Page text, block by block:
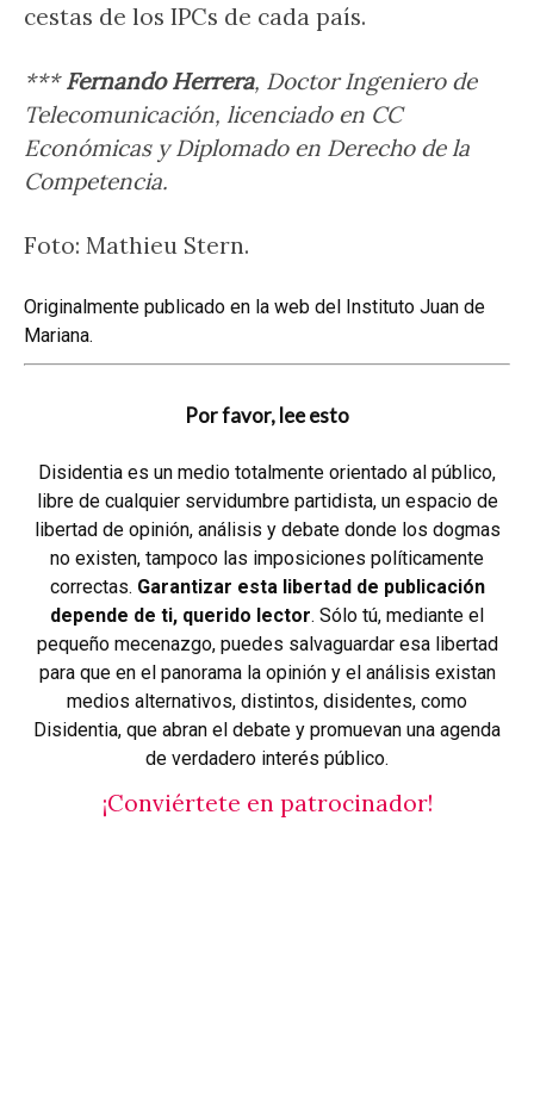
cestas de los IPCs de cada país.
***Fernando Herrera, Doctor Ingeniero de
Telecomunicación, licenciado en CC
Económicas y Diplomado en Derecho de la
Competencia.
Foto: Mathieu Stern.
Originalmente publicado en la web del Instituto Juan de
Mariana.
Por favor, lee esto
Disidentia es un medio totalmente orientado al público,
libre de cualquier servidumbre partidista, un espacio de
libertad de opinión, análisis y debate donde los dogmas
no existen, tampoco las imposiciones políticamente
correctas. Garantizar esta libertad de publicación
depende de ti, querido lector. Sólo tú, mediante el
pequeño mecenazgo, puedes salvaguardar esa libertad
para que en el panorama la opinión y el análisis existan
medios alternativos, distintos, disidentes, como
Disidentia, que abran el debate y promuevan una agenda
de verdadero interés público.
¡Conviértete en patrocinador!